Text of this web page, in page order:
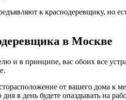
к краснодеревщику, но
в Москве
и в принципе, вас обоих все
от вашего дома к
в день будете опаздывать на